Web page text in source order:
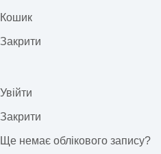
Кошик
Закрити
Увійти
Закрити
Ще немає облікового запису?